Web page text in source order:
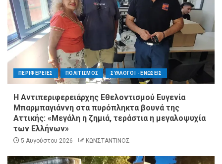
ΠΕΡΙΦΕΡΕΙΕΣ ΠΟΛΙΤΙΣΜΟΣ ΣΥΛΛΟΓΟΙ - ΕΝΩΣΕΙΣ
Η Αντιπεριφερειάρχης Εθελοντισμού Ευγενία
Μπαρμπαγιάννη στα πυρόπληκτα βουνά της
Αττικής: «Μεγάλη η ζημιά, τεράστια η μεγαλοψυχία
των Ελλήνων»
5 Αυγούστου 2026 ΚΩΝΣΤΑΝΤΙΝΟΣ